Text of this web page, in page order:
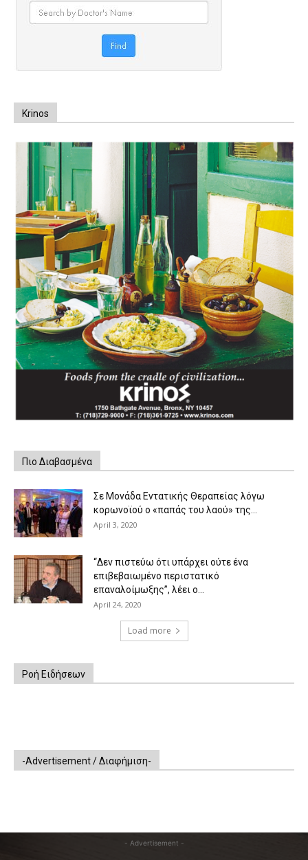
Krinos
Πιο Διαβασμένα
Σε Μονάδα Εντατικής Θεραπείας λόγω
κορωνοϊού ο «παπάς του λαού» της...
April 3, 2020
“Δεν πιστεύω ότι υπάρχει ούτε ένα
επιβεβαιωμένο περιστατικό
επαναλοίμωξης”, λέει ο...
April 24, 2020
Load more
Ροή Ειδήσεων
-Advertisement / Διαφήμιση-
- Advertisement -